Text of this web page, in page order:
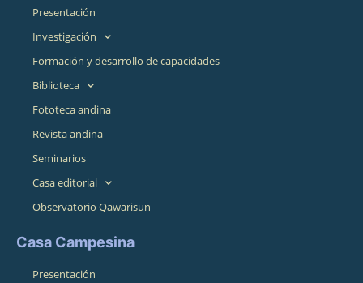
Presentación
Investigación
Formación y desarrollo de capacidades
Biblioteca
Fototeca andina
Revista andina
Seminarios
Casa editorial
Observatorio Qawarisun
Casa Campesina
Presentación